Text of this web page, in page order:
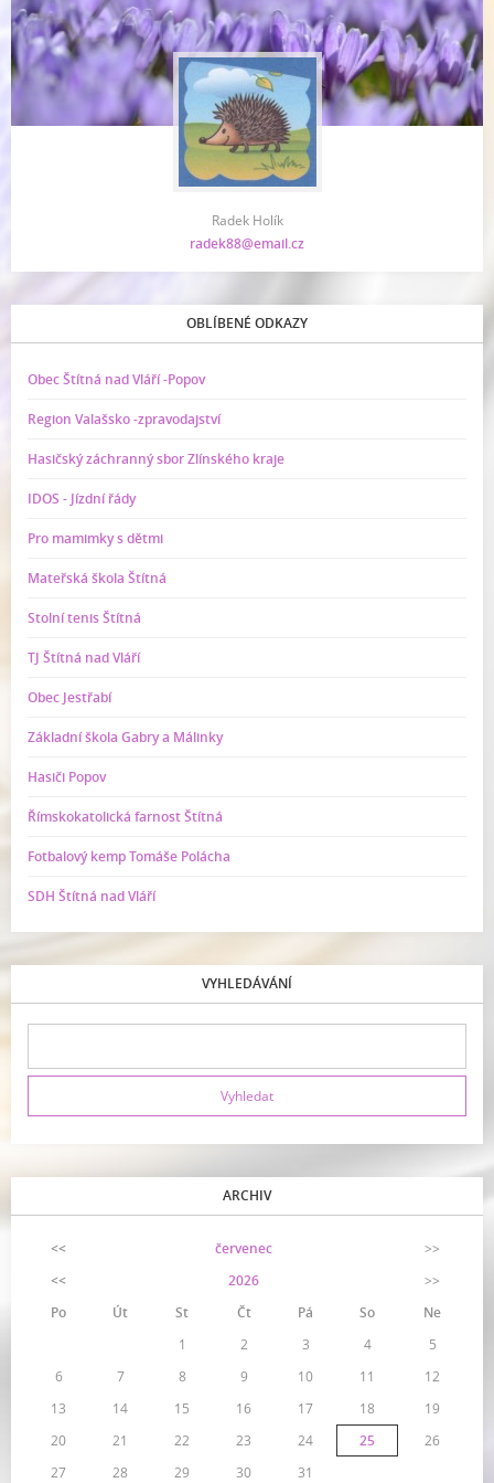
Radek Holík
radek88@email.cz
OBLÍBENÉ ODKAZY
Obec Štítná nad Vláří -Popov
Region Valašsko -zpravodajství
Hasičský záchranný sbor Zlínského kraje
IDOS - Jízdní řády
Pro mamimky s dětmi
Mateřská škola Štítná
Stolní tenis Štítná
TJ Štítná nad Vláří
Obec Jestřabí
Základní škola Gabry a Málinky
Hasiči Popov
Římskokatolická farnost Štítná
Fotbalový kemp Tomáše Polácha
SDH Štítná nad Vláří
VYHLEDÁVÁNÍ
ARCHIV
<< červenec
>>
<<
2026
>>
Po
Út St Čt Pá So
Ne
1
2 3 4
5
6
7 8 9 10 11
12
13
14 15 16 17 18
19
20
21 22 23 24 25
26
27
28 29 30 31